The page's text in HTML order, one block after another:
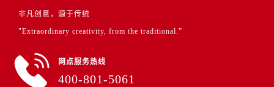
非凡创意，源于传统
"Extraordinary creativity, from the traditional.”
网点服务热线
400-801-5061